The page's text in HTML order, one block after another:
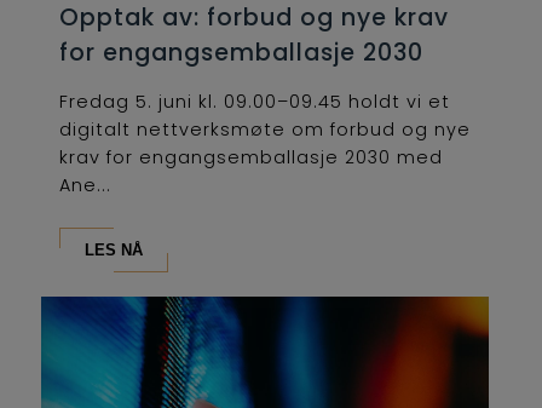
Opptak av: forbud og nye krav
for engangsemballasje 2030
Fredag 5. juni kl. 09.00–09.45 holdt vi et
digitalt nettverksmøte om forbud og nye
krav for engangsemballasje 2030 med
Ane...
LES NÅ